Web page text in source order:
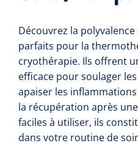
Découvrez la polyvalence
parfaits pour la
cryothérapie. Ils offrent
efficace pour soulager
apaiser les
la récupération après
faciles à utiliser, ils
dans votre routine de